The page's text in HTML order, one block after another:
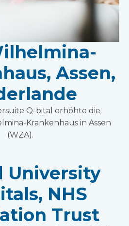
Assen,
Q-bital erhöhte die
Krankenhaus in Assen
(WZA).
University
NHS
Trust